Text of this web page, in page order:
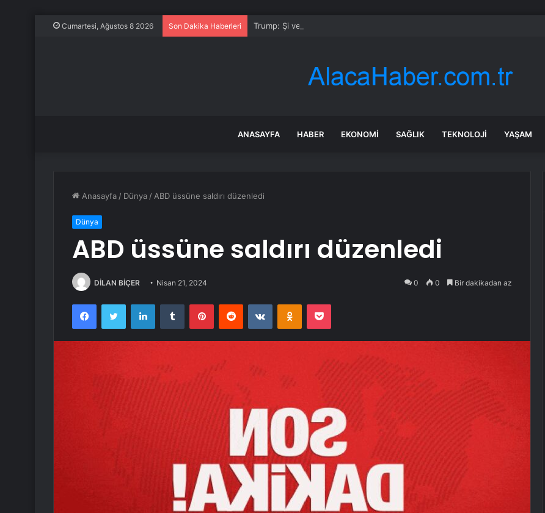
Cumartesi, Ağustos 8 2026 Son Dakika Haberleri Trump: Şi ve Putin İran’a silah satmayacaklarını söyledi
ANASAYFA HABER EKONOMI SAĞLIK TEKNOLOJI YAŞAM
Anasayfa / Dünya / ABD üssüne saldırı düzenledi
Dünya
ABD üssüne saldırı düzenledi
DİLAN BİÇER Nisan 21, 2024 0 0 Bir dakikadan az
FacebookTwitter LinkedInTumblr PinterestReddit VKontakteOdnoklassniki
Pocket